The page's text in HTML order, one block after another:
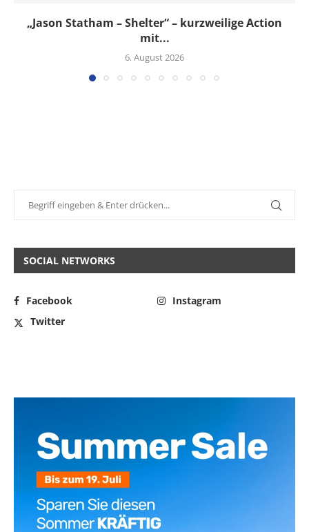
„Jason Statham – Shelter“ – kurzweilige Action
mit...
6. August 2026
SOCIAL NETWORKS
Facebook
Instagram
Twitter